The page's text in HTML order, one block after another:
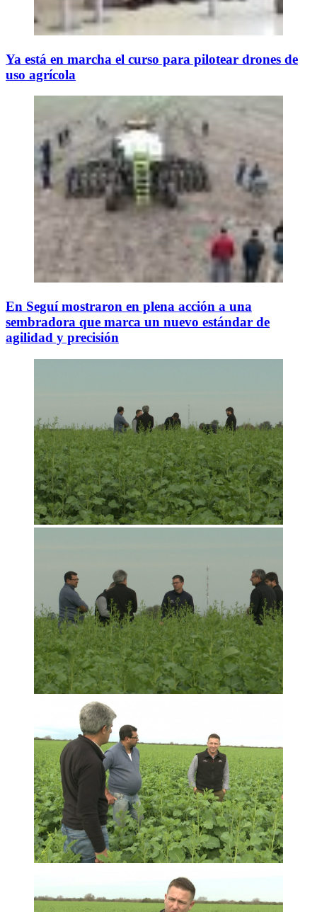
Ya está en marcha el curso para pilotear drones de
uso agrícola
En Seguí mostraron en plena acción a una
sembradora que marca un nuevo estándar de
agilidad y precisión